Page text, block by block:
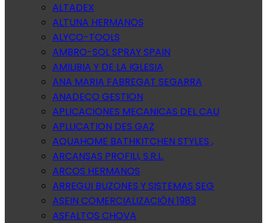
ALTADEX
ALTUNA HERMANOS
ALYCO-TOOLS
AMBRO-SOL SPRAY SPAIN
AMILIBIA Y DE LA IGLESIA
ANA MARIA FABREGAT SEGARRA
ANADECO GESTION
APLICACIONES MECANICAS DEL CAU
APLLICATION DES GAZ
AQUAHOME BATHKITCHEN STYLES ,
ARCANSAS PROFILI, S.R.L.
ARCOS HERMANOS
ARREGUI BUZONES Y SISTEMAS SEG
ASEIN COMERCIALIZACIÓN 1983
ASFALTOS CHOVA